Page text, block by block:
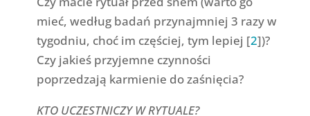
mieć, według badań przynajmniej 3 razy w
tygodniu, choć im częściej, tym lepiej [2])?
Czy jakieś przyjemne czynności
poprzedzają karmienie do zaśnięcia?
KTO UCZESTNICZY W RYTUALE?